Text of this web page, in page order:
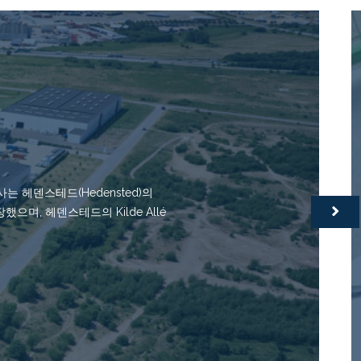
헤덴스테드(Hedensted)의
했으며, 헤덴스테드의 Kilde Allé